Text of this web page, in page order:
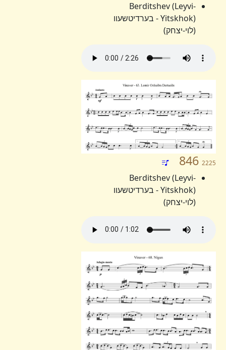
Berditshev (Leyvi-
Yitskhok) - בערדיטשעוו
(לוי-יצחק)
846 2225
Berditshev (Leyvi-
Yitskhok) - בערדיטשעוו
(לוי-יצחק)